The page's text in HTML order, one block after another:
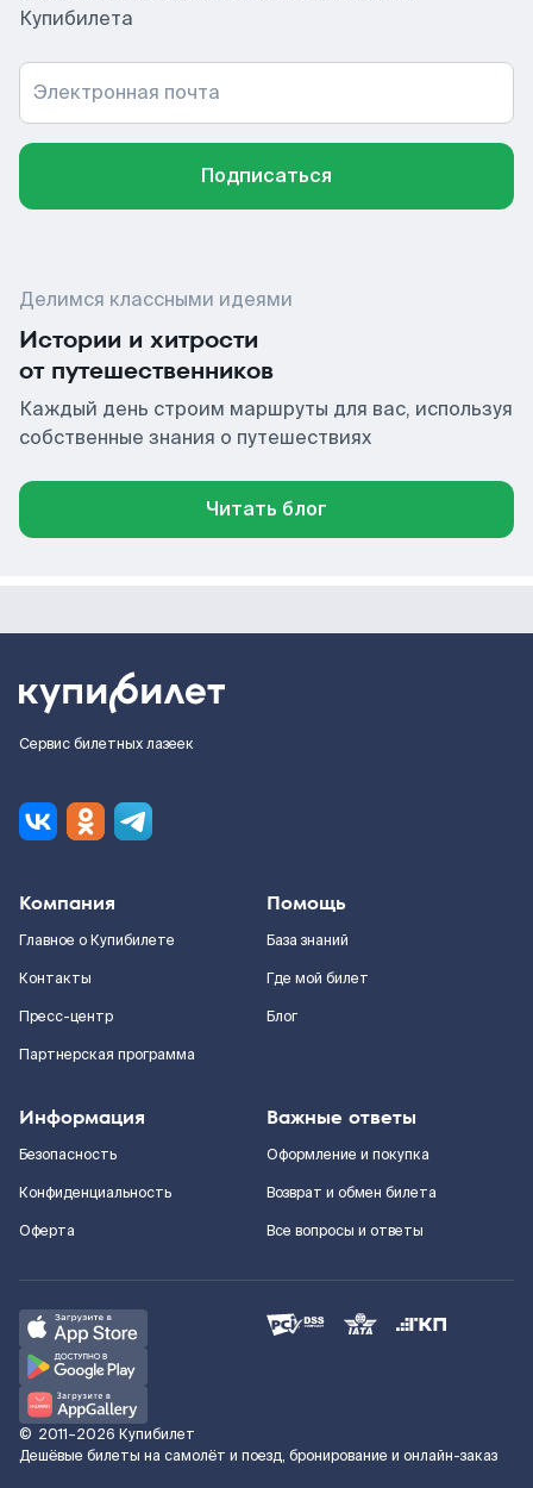
Купибилета
Электронная почта
Подписаться
Делимся классными идеями
Истории и хитрости
от путешественников
Каждый день строим маршруты для вас, используя
собственные знания о путешествиях
Читать блог
Сервис билетных лазеек
Компания
Главное о Купибилете
Контакты
Пресс-центр
Партнерская программа
Помощь
База знаний
Где мой билет
Блог
Информация
Безопасность
Конфиденциальность
Оферта
Важные ответы
Оформление и покупка
Возврат и обмен билета
Все вопросы и ответы
© 2011–2026 Купибилет
Дешёвые билеты на самолёт и поезд, бронирование и онлайн-заказ